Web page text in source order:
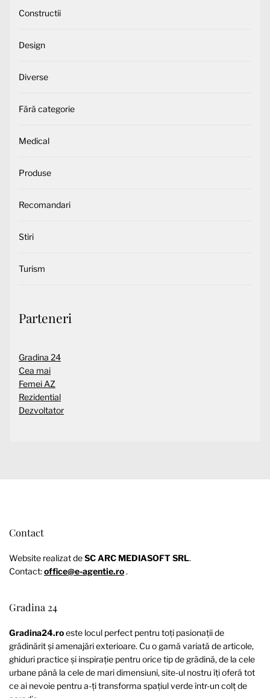
Constructii
Design
Diverse
Fără categorie
Medical
Produse
Recomandari
Stiri
Turism
Parteneri
Gradina 24
Cea mai
Femei AZ
Rezidential
Dezvoltator
Contact
Website realizat deSC ARC MEDIASOFT SRL.
Contact:office@e-agentie.ro.
Gradina 24
Gradina24.roeste locul perfect pentru toți pasionații de
grădinărit și amenajări exterioare. Cu o gamă variată de articole,
ghiduri practice și inspirație pentru orice tip de grădină, de la cele
urbane până la cele de mari dimensiuni, site-ul nostru îți oferă tot
ce ai nevoie pentru a-ți transforma spațiul verde într-un colț de